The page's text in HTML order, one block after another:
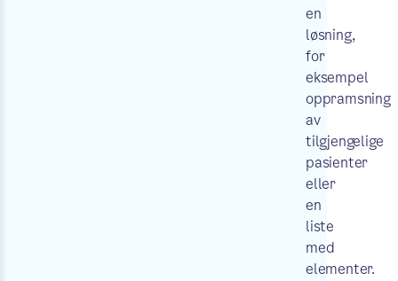
en
løsning,
for
eksempel
oppramsning
av
tilgjengelige
pasienter
eller
en
liste
med
elementer.